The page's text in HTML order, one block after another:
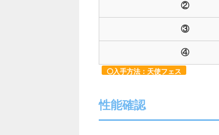
②
③
④
入手方法：天使フェス
性能確認